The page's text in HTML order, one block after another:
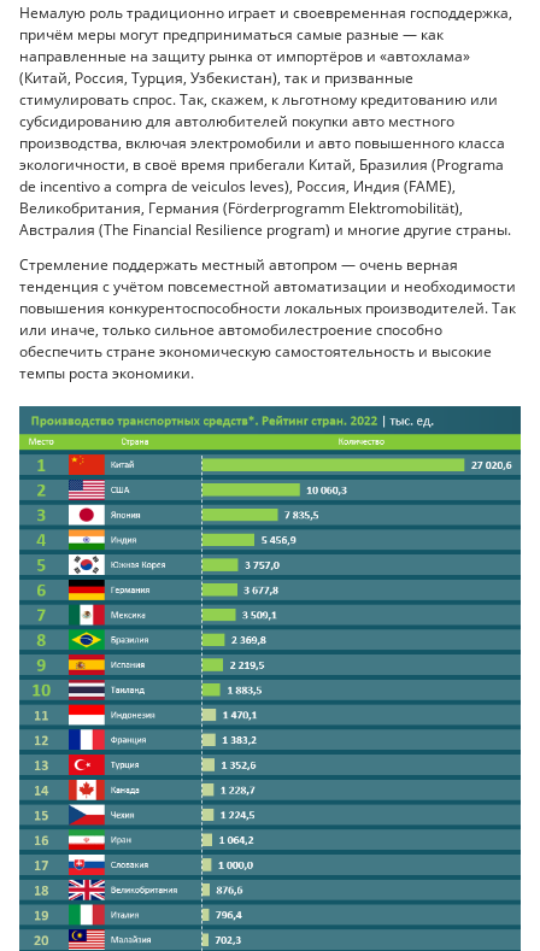
Немалую роль традиционно играет и своевременная господдержка,
причём меры могут предприниматься самые разные — как
направленные на защиту рынка от импортёров и «автохлама»
(Китай, Россия, Турция, Узбекистан), так и призванные
стимулировать спрос. Так, скажем, к льготному кредитованию или
субсидированию для автолюбителей покупки авто местного
производства, включая электромобили и авто повышенного класса
экологичности, в своё время прибегали Китай, Бразилия (Programa
de incentivo a compra de veiculos leves), Россия, Индия (FAME),
Великобритания, Германия (Förderprogramm Elektromobilität),
Австралия (The Financial Resilience program) и многие другие страны.
Стремление поддержать местный автопром — очень верная
тенденция с учётом повсеместной автоматизации и необходимости
повышения конкурентоспособности локальных производителей. Так
или иначе, только сильное автомобилестроение способно
обеспечить стране экономическую самостоятельность и высокие
темпы роста экономики.